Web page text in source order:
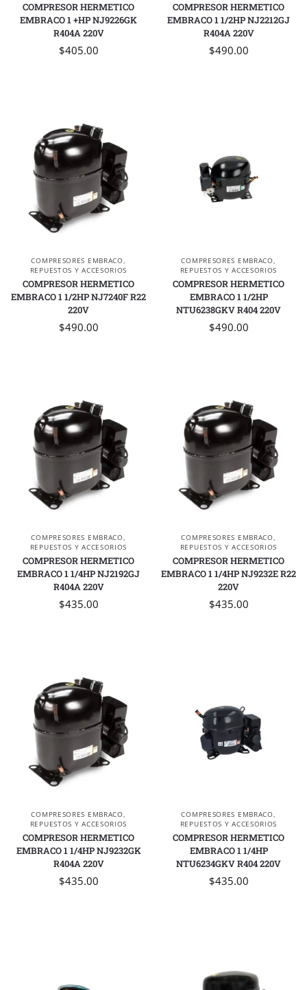
COMPRESOR HERMETICO
EMBRACO 1 +HP NJ9226GK
R404A 220V
$405.00
COMPRESOR HERMETICO
EMBRACO 1 1/2HP NJ2212GJ
R404A 220V
$490.00
COMPRESORES EMBRACO,
REPUESTOS Y ACCESORIOS
COMPRESOR HERMETICO
EMBRACO 1 1/2HP NJ7240F R22
220V
$490.00
COMPRESORES EMBRACO,
REPUESTOS Y ACCESORIOS
COMPRESOR HERMETICO
EMBRACO 1 1/2HP
NTU6238GKV R404 220V
$490.00
COMPRESORES EMBRACO,
REPUESTOS Y ACCESORIOS
COMPRESOR HERMETICO
EMBRACO 1 1/4HP NJ2192GJ
R404A 220V
$435.00
COMPRESORES EMBRACO,
REPUESTOS Y ACCESORIOS
COMPRESOR HERMETICO
EMBRACO 1 1/4HP NJ9232E R22
220V
$435.00
COMPRESORES EMBRACO,
REPUESTOS Y ACCESORIOS
COMPRESOR HERMETICO
EMBRACO 1 1/4HP NJ9232GK
R404A 220V
$435.00
COMPRESORES EMBRACO,
REPUESTOS Y ACCESORIOS
COMPRESOR HERMETICO
EMBRACO 1 1/4HP
NTU6234GKV R404 220V
$435.00